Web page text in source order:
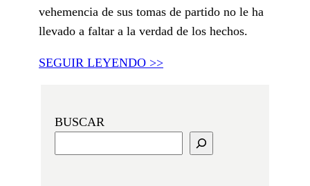
vehemencia de sus tomas de partido no le ha
llevado a faltar a la verdad de los hechos.
SEGUIR LEYENDO >>
BUSCAR